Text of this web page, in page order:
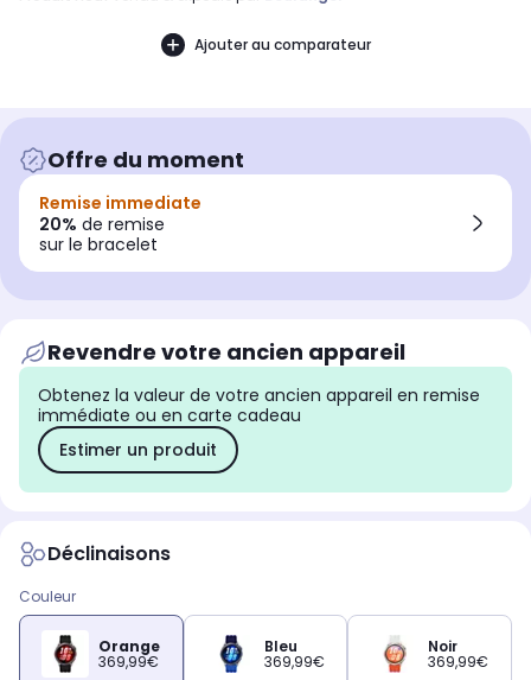
Ajouter au comparateur
Offre du moment
Remise immediate
20% de remise
sur le bracelet
Revendre votre ancien appareil
Obtenez la valeur de votre ancien appareil en remise
immédiate ou en carte cadeau
Estimer un produit
Déclinaisons
Couleur
Orange
369,99€
Bleu
369,99€
Noir
369,99€